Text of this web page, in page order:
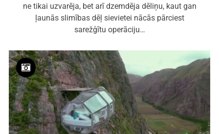
ne tikai uzvarēja, bet arī dzemdēja dēliņu, kaut gan
ļaunās slimības dēļ sievietei nācās pārciest
sarežģītu operāciju…